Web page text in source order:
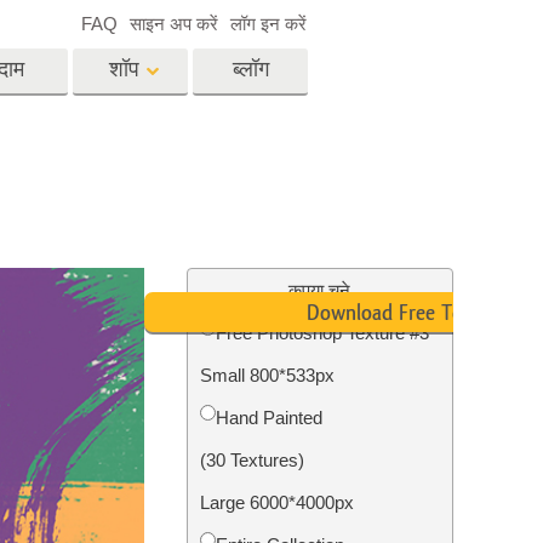
फोटो स्टोर स्टेशन सर्विसेज
शॉप ब्लॉग
FAQ साइन अप करें लॉग इन करें
कृपया चुने
Free Photoshop Texture #3
Small 800*533px
Hand Painted
(30 Textures)
Large 6000*4000px
Download Free Texture